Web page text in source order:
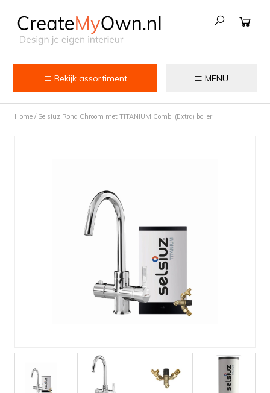
Bekijk assortiment
Voedselrestenvermalers
Wastafels
MENU
Home/ Selsiuz Rond Chroom met TITANIUM Combi (Extra) boiler